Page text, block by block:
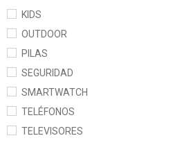
KIDS
OUTDOOR
PILAS
SEGURIDAD
SMARTWATCH
TELÉFONOS
TELEVISORES